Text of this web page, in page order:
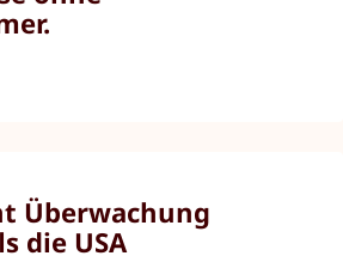
Überwachung
die USA